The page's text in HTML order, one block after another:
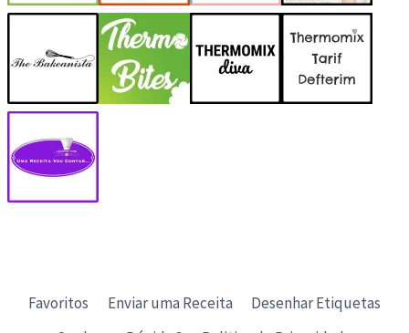
Favoritos Enviar uma Receita
Desenhar Etiquetas